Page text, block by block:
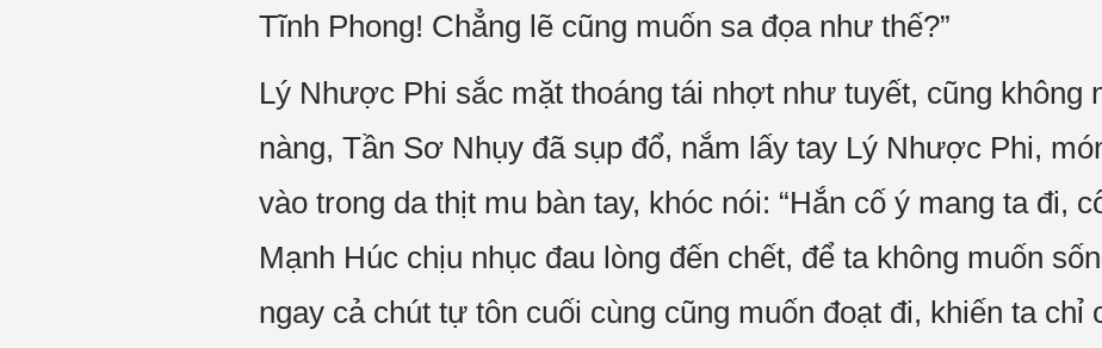
Tĩnh Phong! Chẳng lẽ cũng muốn sa đọa như thế?”
Lý Nhược Phi sắc mặt thoáng tái nhợt như tuyết, cũng không
nàng, Tần Sơ Nhụy đã sụp đổ, nắm lấy tay Lý Nhược Phi,
vào trong da thịt mu bàn tay, khóc nói: “Hắn cố ý mang ta đi,
Mạnh Húc chịu nhục đau lòng đến chết, để ta không muốn
ngay cả chút tự tôn cuối cùng cũng muốn đoạt đi, khiến ta chỉ